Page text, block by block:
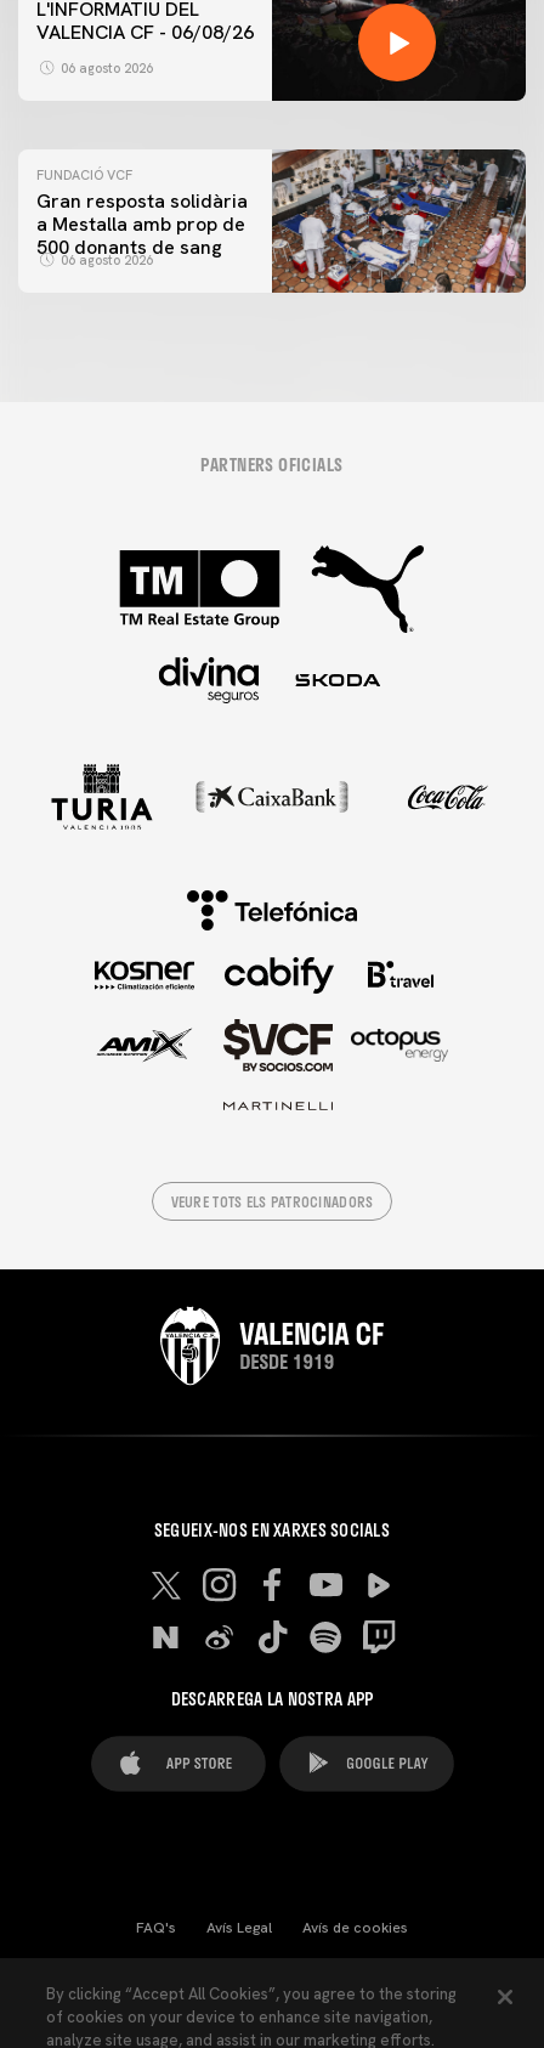
L'INFORMATIU DEL
VALENCIA CF - 06/08/26
06 agosto 2026
PRIMER EQUIP
ENTRENAMENT DEL VALENCIA CF 6/8/2026
FUNDACIÓ VCF
Gran resposta solidària
a Mestalla amb prop de
500 donants de sang
06 agosto 2026
PARTNERS OFICIALS
VEURE TOTS ELS PATROCINADORS
SEGUEIX-NOS EN XARXES SOCIALS
DESCARREGA LA NOSTRA APP
FAQ's Avís Legal Avís de cookies
Llei de Transparència Política de Privacitat
By clicking “Accept All Cookies”, you agree to the storing
of cookies on your device to enhance site navigation,
analyze site usage, and assist in our marketing efforts.